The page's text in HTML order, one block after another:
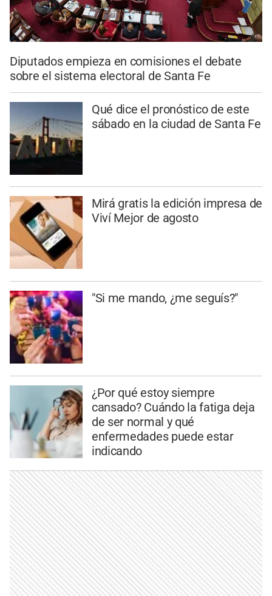
Diputados empieza en comisiones el debate
sobre el sistema electoral de Santa Fe
Qué dice el pronóstico de este
sábado en la ciudad de Santa Fe
Mirá gratis la edición impresa de
Viví Mejor de agosto
"Si me mando, ¿me seguís?"
¿Por qué estoy siempre
cansado? Cuándo la fatiga deja
de ser normal y qué
enfermedades puede estar
indicando